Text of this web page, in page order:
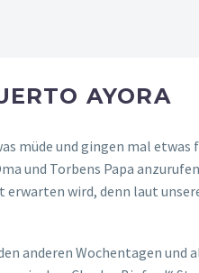
entdeckten wir neben
Schwarm nah am Steg
den Haien & Rochen ist was
Finale“ verfolgt
AUCH